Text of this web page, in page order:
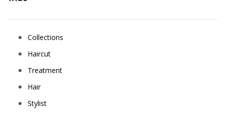
Collections
Haircut
Treatment
Hair
Stylist